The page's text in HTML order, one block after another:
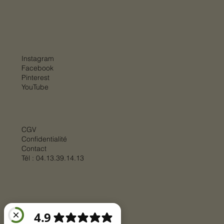
CGV
Confidentialité
Contact
Tél : 04.13.39.14.13
Instagram
Facebook
Pinterest
YouTube
© 2025 parBIGSTEP